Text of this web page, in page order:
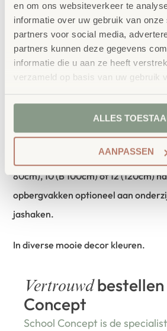
en om ons websiteverkeer te
informatie over uw gebruik van onze
partners voor social media,
partners kunnen deze gegevens
informatie die u aan ze heeft
verzameld op basis van uw gebruik
ALLES
AANPASSEN
Kubus Wandkast, de Armandio
Flexeo voor alle eigendommen van
een commode in de kinderopvang
extra setje kleding etc. Ook goed
gebruiken in de hal, gang of in de
Hoogte is 39cm en de diepte 23cm.
80cm), 10 (B 100cm) of 12 (120cm)
opbergvakken optioneel aan
jashaken.
In diverse mooie decor kleuren.
Vertrouwdbestellen
Concept
School Concept is de